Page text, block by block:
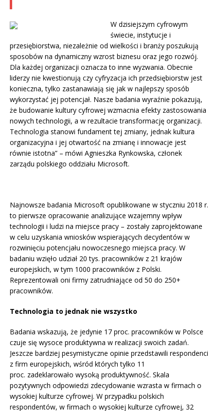
W dzisiejszym cyfrowym
świecie, instytucje i
przesiębiorstwa, niezależnie od wielkości i branży poszukują
sposobów na dynamiczny wzrost biznesu oraz jego rozwój.
Dla każdej organizacji oznacza to inne wyzwania. Obecnie
liderzy nie kwestionują czy cyfryzacja ich przedsiębiorstw jest
konieczna, tylko zastanawiają się jak w najlepszy sposób
wykorzystać jej potencjał. Nasze badania wyraźnie pokazują,
że budowanie kultury cyfrowej wzmacnia efekty zastosowania
nowych technologii, a w rezultacie transformację organizacji.
Technologia stanowi fundament tej zmiany, jednak kultura
organizacyjna i jej otwartość na zmianę i innowacje jest
równie istotna” – mówi Agnieszka Rynkowska, członek
zarządu polskiego oddziału Microsoft.
Najnowsze badania Microsoft opublikowane w styczniu 2018 r.
to pierwsze opracowanie analizujące wzajemny wpływ
technologii i ludzi na miejsce pracy – zostały zaprojektowane
w celu uzyskania wniosków wspierających decydentów w
rozwinięciu potencjału nowoczesnego miejsca pracy. W
badaniu wzięło udział 20 tys. pracowników z 21 krajów
europejskich, w tym 1000 pracowników z Polski.
Reprezentowali oni firmy zatrudniające od 50 do 250+
pracowników.
Technologia to jednak nie wszystko
Badania wskazują, że jedynie 17 proc. pracowników w Polsce
czuje się wysoce produktywna w realizacji swoich zadań.
Jeszcze bardziej pesymistyczne opinie przedstawili respondenci
z firm europejskich, wśród których tylko 11
proc. zadeklarowało wysoką produktywność. Skala
pozytywnych odpowiedzi zdecydowanie wzrasta w firmach o
wysokiej kulturze cyfrowej. W przypadku polskich
respondentów, w firmach o wysokiej kulturze cyfrowej, 32